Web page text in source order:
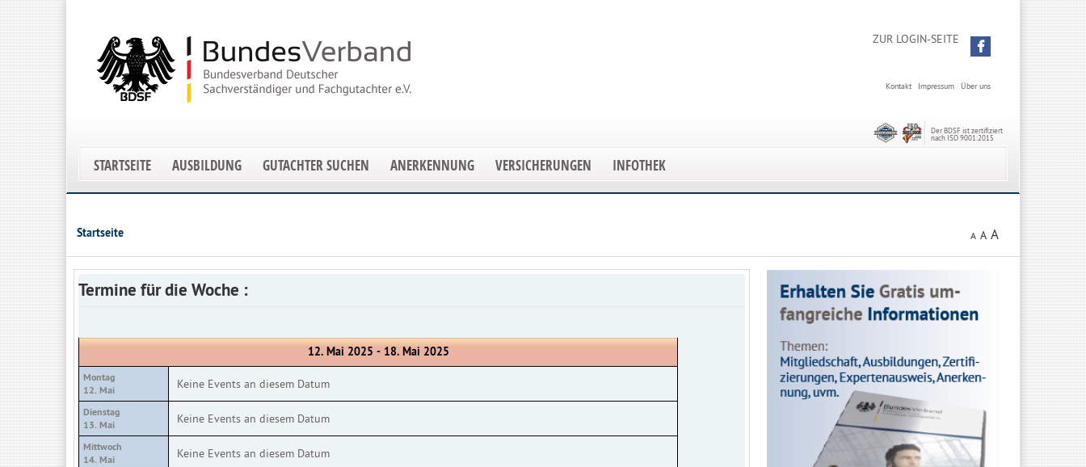
ZUR LOGIN-SEITE
Über uns
Impressum
Kontakt
Der BDSF ist zertifiziert
nach ISO 9001:2015
STARTSEITE AUSBILDUNG GUTACHTER SUCHEN ANERKENNUNG VERSICHERUNGEN INFOTHEK
Startseite A A A
Termine für die Woche :
12. Mai 2025 - 18. Mai 2025
Montag
12. Mai
Keine Events an diesem Datum
Dienstag
13. Mai
Keine Events an diesem Datum
Mittwoch
14. Mai
Keine Events an diesem Datum